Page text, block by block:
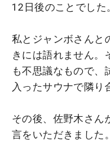
12日後のことでした
私とジャンボさんと
きには語れません。
も不思議なもので、
入ったサウナで隣り
その後、佐野木さん
言をいただきました